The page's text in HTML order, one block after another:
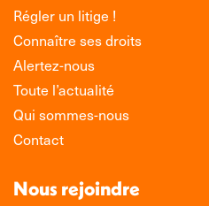
Régler un litige !
Connaître ses droits
Alertez-nous
Toute l’actualité
Qui sommes-nous
Contact
Nous rejoindre